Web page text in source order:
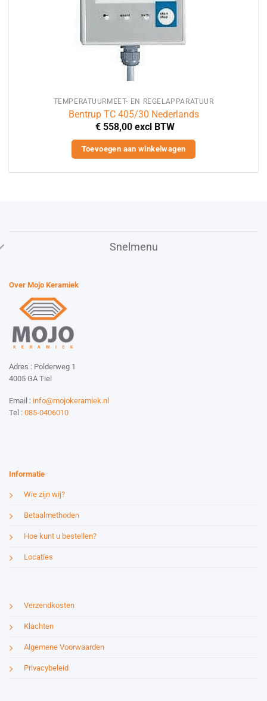
TEMPERATUURMEET- EN REGELAPPARATUUR
Bentrup TC 405/30 Nederlands
€558,00 excl BTW
Toevoegen aan winkelwagen
Snelmenu
Over Mojo Keramiek
Adres : Polderweg 1
4005 GA Tiel
Email : info@mojokeramiek.nl
Tel : 085-0406010
Informatie
Wie zijn wij?
Betaalmethoden
Hoe kunt u bestellen?
Locaties
Verzendkosten
Klachten
Algemene Voorwaarden
Privacybeleid